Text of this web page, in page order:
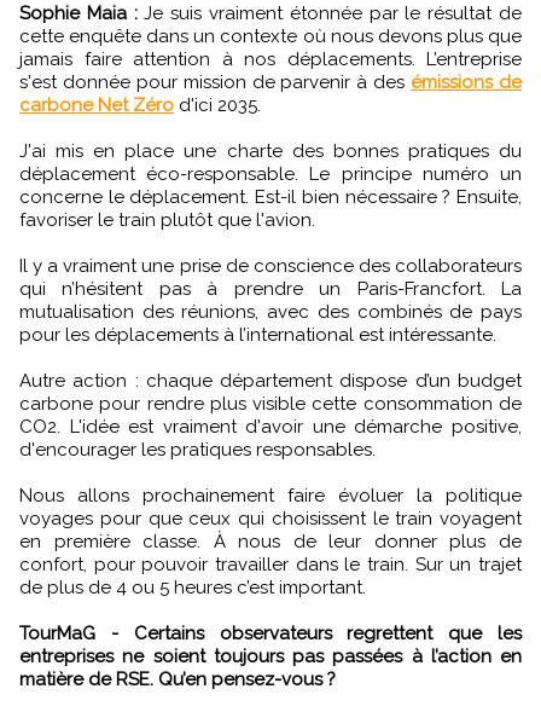
Sophie Maia :Je suis vraiment étonnée par le résultat de
cette enquête dans un contexte où nous devons plus que
jamais faire attention à nos déplacements. L’entreprise
s'est donnée pour mission de parvenir à des émissions de
carbone Net Zéro d'ici 2035.
J'ai mis en place une charte des bonnes pratiques du
déplacement éco-responsable. Le principe numéro un
concerne le déplacement. Est-il bien nécessaire ? Ensuite,
favoriser le train plutôt que l'avion.
Il y a vraiment une prise de conscience des collaborateurs
qui n’hésitent pas à prendre un Paris-Francfort. La
mutualisation des réunions, avec des combinés de pays
pour les déplacements à l’international est intéressante.
Autre action : chaque département dispose d’un budget
carbone pour rendre plus visible cette consommation de
CO2. L'idée est vraiment d'avoir une démarche positive,
d'encourager les pratiques responsables.
Nous allons prochainement faire évoluer la politique
voyages pour que ceux qui choisissent le train voyagent
en première classe. À nous de leur donner plus de
confort, pour pouvoir travailler dans le train. Sur un trajet
de plus de 4 ou 5 heures c’est important.
TourMaG - Certains observateurs regrettent que les
entreprises ne soient toujours pas passées à l’action en
matière de RSE. Qu’en pensez-vous ?